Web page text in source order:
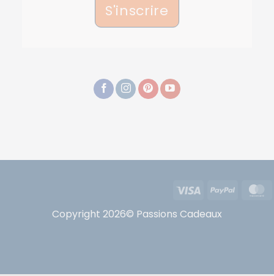
S'inscrire
Copyright 2026© Passions Cadeaux
Visa PayPal